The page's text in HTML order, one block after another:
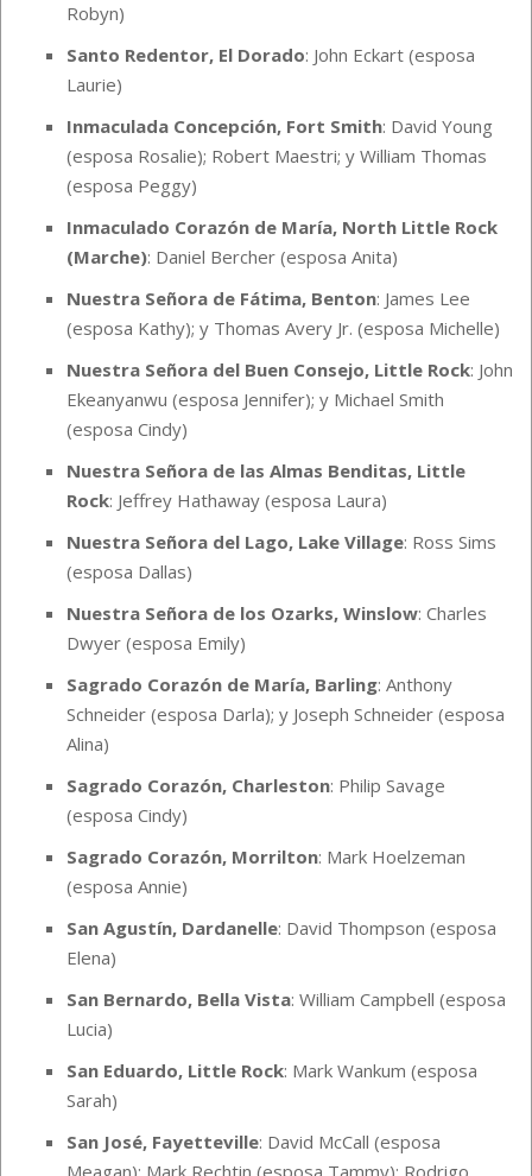
Robyn)
Santo Redentor, El Dorado: John Eckart (esposa
Laurie)
Inmaculada Concepción, Fort Smith: David Young
(esposa Rosalie); Robert Maestri; y William Thomas
(esposa Peggy)
Inmaculado Corazón de María, North Little Rock
(Marche): Daniel Bercher (esposa Anita)
Nuestra Señora de Fátima, Benton: James Lee
(esposa Kathy); y Thomas Avery Jr. (esposa Michelle)
Nuestra Señora del Buen Consejo, Little Rock: John
Ekeanyanwu (esposa Jennifer); y Michael Smith
(esposa Cindy)
Nuestra Señora de las Almas Benditas, Little
Rock: Jeffrey Hathaway (esposa Laura)
Nuestra Señora del Lago, Lake Village: Ross Sims
(esposa Dallas)
Nuestra Señora de los Ozarks, Winslow: Charles
Dwyer (esposa Emily)
Sagrado Corazón de María, Barling: Anthony
Schneider (esposa Darla); y Joseph Schneider (esposa
Alina)
Sagrado Corazón, Charleston: Philip Savage
(esposa Cindy)
Sagrado Corazón, Morrilton: Mark Hoelzeman
(esposa Annie)
San Agustín, Dardanelle: David Thompson (esposa
Elena)
San Bernardo, Bella Vista: William Campbell (esposa
Lucia)
San Eduardo, Little Rock: Mark Wankum (esposa
Sarah)
San José, Fayetteville: David McCall (esposa